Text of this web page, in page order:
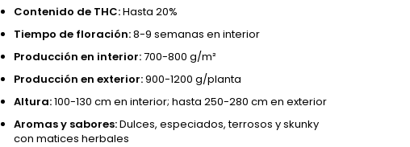
Contenido de THC:Hasta 20%
Tiempo de floración:8-9 semanas en interior
Producción en interior:700-800 g/m²
Producción en exterior:900-1200 g/planta
Altura:100-130 cm en interior; hasta 250-280 cm en exterior
Aromas y sabores:Dulces, especiados, terrosos y skunky
con matices herbales